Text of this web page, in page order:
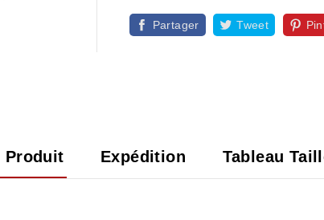
Partager Tweet
Produit Expédition Tableau